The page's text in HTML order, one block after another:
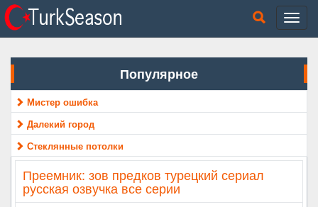
Популярное
Мистер ошибка
Далекий город
Стеклянные потолки
Преемник: зов предков турецкий сериал
русская озвучка все серии